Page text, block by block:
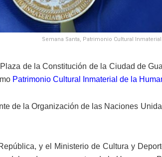
Semana Santa, Patrimonio Cultural
de la Constitución de la Ciudad de
Patrimonio Cultural Inmaterial de la
de la Organización de las Naciones
y el Ministerio de Cultura y